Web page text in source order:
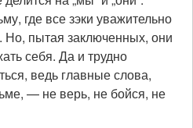
где все зэки уважительно
Но, пытая заключенных, они
себя. Да и трудно
ведь главные слова,
— не верь, не бойся, не